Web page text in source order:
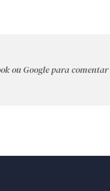
ou Google para comentar